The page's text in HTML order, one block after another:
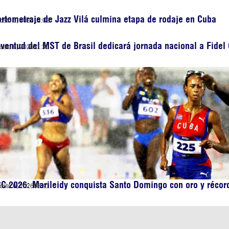
de Jazz Vilá culmina etapa de rodaje en Cuba
6, 202612:02
del MST de Brasil dedicará jornada nacional a Fidel
6, 202611:30
2026: Marileidy conquista Santo Domingo con oro y
6, 202608:41